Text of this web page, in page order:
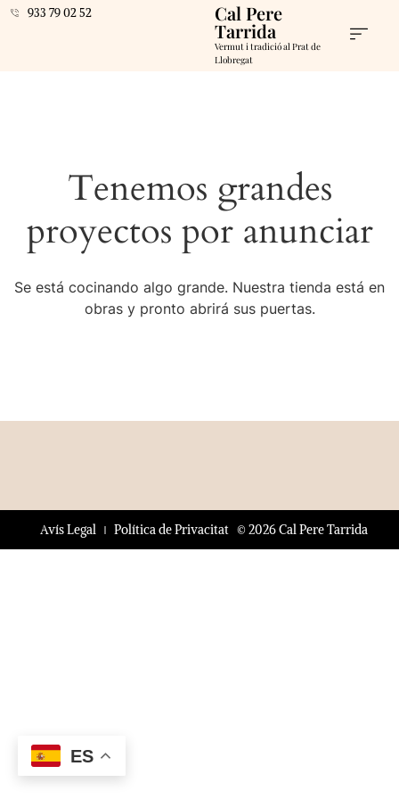
933 79 02 52 Cal Pere
Tarrida
Vermut i tradició al Prat de
Llobregat
Tenemos grandes
proyectos por anunciar
Se está cocinando algo grande. Nuestra tienda está en
obras y pronto abrirá sus puertas.
© 2026 Cal Pere Tarrida
Avís Legal Política de Privacitat
ES